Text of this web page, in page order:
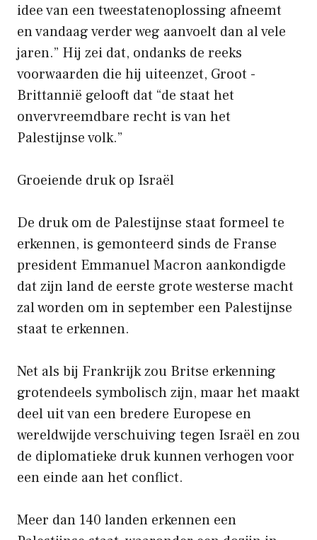
idee van een tweestatenoplossing afneemt
en vandaag verder weg aanvoelt dan al vele
jaren.” Hij zei dat, ondanks de reeks
voorwaarden die hij uiteenzet, Groot -
Brittannië gelooft dat “de staat het
onvervreemdbare recht is van het
Palestijnse volk.”
Groeiende druk op Israël
De druk om de Palestijnse staat formeel te
erkennen, is gemonteerd sinds de Franse
president Emmanuel Macron aankondigde
dat zijn land de eerste grote westerse macht
zal worden om in september een Palestijnse
staat te erkennen.
Net als bij Frankrijk zou Britse erkenning
grotendeels symbolisch zijn, maar het maakt
deel uit van een bredere Europese en
wereldwijde verschuiving tegen Israël en zou
de diplomatieke druk kunnen verhogen voor
een einde aan het conflict.
Meer dan 140 landen erkennen een